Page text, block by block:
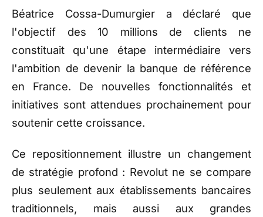
Béatrice Cossa-Dumurgier a déclaré que
l'objectif des 10 millions de clients ne
constituait qu'une étape intermédiaire vers
l'ambition de devenir la banque de référence
en France. De nouvelles fonctionnalités et
initiatives sont attendues prochainement pour
soutenir cette croissance.
Ce repositionnement illustre un changement
de stratégie profond : Revolut ne se compare
plus seulement aux établissements bancaires
traditionnels, mais aussi aux grandes